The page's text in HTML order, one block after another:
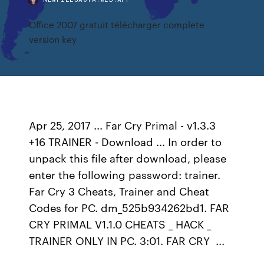
Office 2007 gratuit télécharger complete
version key
Apr 25, 2017 ... Far Cry Primal - v1.3.3
+16 TRAINER - Download ... In order to
unpack this file after download, please
enter the following password: trainer.
Far Cry 3 Cheats, Trainer and Cheat
Codes for PC. dm_525b934262bd1. FAR
CRY PRIMAL V1.1.0 CHEATS _ HACK _
TRAINER ONLY IN PC. 3:01. FAR CRY ...